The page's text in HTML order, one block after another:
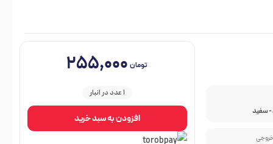
سفید
تومان
1 عدد در انبار
افزودن به سبد خرید